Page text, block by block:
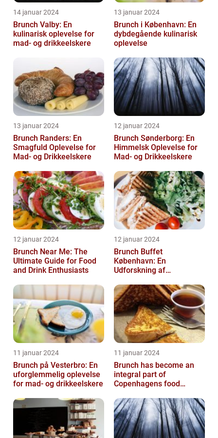
14 januar 2024
Brunch Valby: En
kulinarisk oplevelse for
mad- og drikkeelskere
13 januar 2024
Brunch i København: En
dybdegående kulinarisk
oplevelse
13 januar 2024
Brunch Randers: En
Smagfuld Oplevelse for
Mad- og Drikkeelskere
12 januar 2024
Brunch Sønderborg: En
Himmelsk Oplevelse for
Mad- og Drikkeelskere
12 januar 2024
Brunch Near Me: The
Ultimate Guide for Food
and Drink Enthusiasts
12 januar 2024
Brunch Buffet
København: En
Udforskning af
11 januar 2024
Brunch på Vesterbro: En
uforglemmelig oplevelse
for mad- og drikkeelskere
11 januar 2024
Brunch has become an
integral part of
Copenhagens food
restaurants and cafes ...